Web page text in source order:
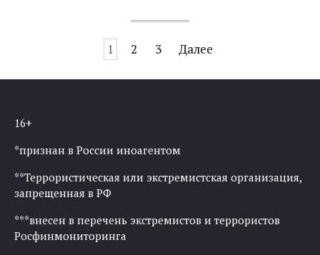
записям
1 2 3 Далее
16+
*признан в России иноагентом
**Террористическая или экстремистская организация,
запрещенная в РФ
***внесен в перечень экстремистов и террористов
Росфинмониторинга